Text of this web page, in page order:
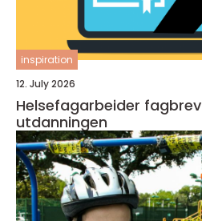
inspiration
12. July 2026
Helsefagarbeider fagbrev slik lykkes du med
utdanningen